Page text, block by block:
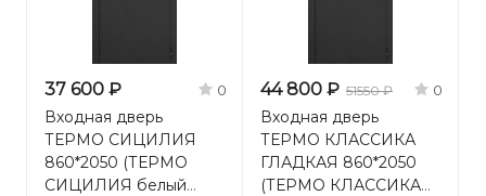
37 600 ₽ 0
Входная дверь
ТЕРМО СИЦИЛИЯ
860*2050 (ТЕРМО
СИЦИЛИЯ белый
44 800 ₽ 51550 ₽ 0
Входная дверь
ТЕРМО КЛАССИКА
ГЛАДКАЯ 860*2050
(ТЕРМО КЛАССИКА